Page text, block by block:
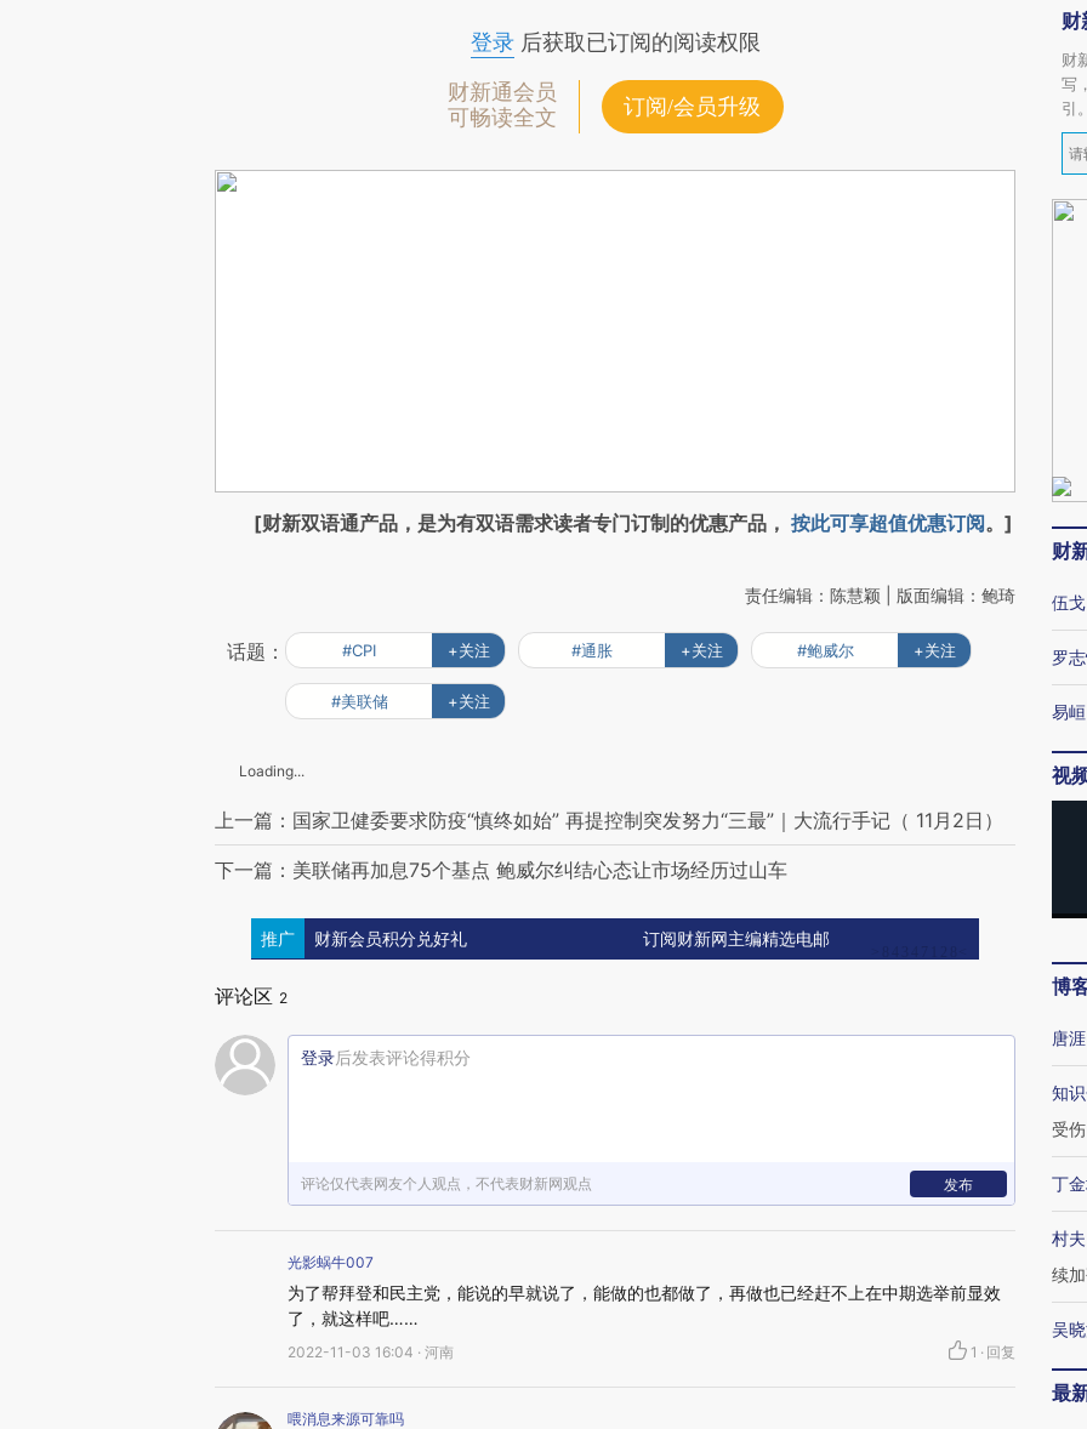
登录后获取已订阅的阅读权限
财新通会员
可畅读全文
订阅/会员升级
[财新双语通产品，是为有双语需求读者专门订制的优惠产品， 按此可享超值优惠订阅。]
责任编辑：陈慧颖 | 版面编辑：鲍琦
话题： #CPI +关注 #通胀 +关注 #鲍威尔 +关注
#美联储 +关注
Loading...
上一篇：国家卫健委要求防疫“慎终如始” 再提控制突发努力“三最”｜大流行手记（ 11月2日）
下一篇：美联储再加息75个基点 鲍威尔纠结心态让市场经历过山车
推广 财新会员积分兑好礼 订阅财新网主编精选电邮
评论区 2
登录后发表评论得积分
评论仅代表网友个人观点，不代表财新网观点 发布
光影蜗牛007
为了帮拜登和民主党，能说的早就说了，能做的也都做了，再做也已经赶不上在中期选举前显效
了，就这样吧……
2022-11-03 16:04 · 河南 1 · 回复
喂消息来源可靠吗
财
财
写
引
财
伍戈
罗
易峘
视
博
唐涯
知
受伤
丁
村
续
吴
最